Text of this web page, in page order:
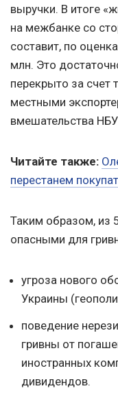
выручки. В итоге
на межбанке со
составит, по
млн. Это
перекрыто за счет
местными
вмешательства
Читайте также:
перестанем
Таким образом, из
опасными для
угроза нового
Украины
поведение
гривны от
иностранных
дивидендов.